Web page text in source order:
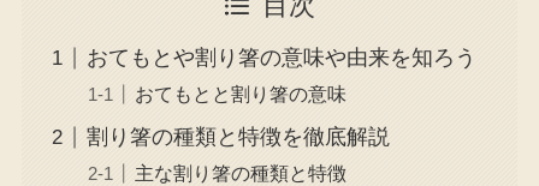
目次
おてもとや割り箸の意味や由来を知ろう
おてもとと割り箸の意味
割り箸の種類と特徴を徹底解説
主な割り箸の種類と特徴